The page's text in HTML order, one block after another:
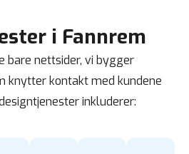
i Fannrem
bare nettsider, vi bygger
knytter kontakt med kundene
inkluderer: